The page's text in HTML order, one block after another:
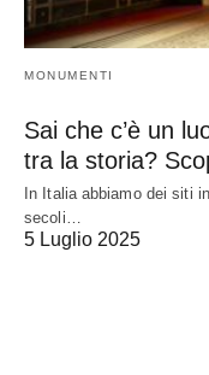
MONUMENTI
Sai che c’è un
tra la storia?
In Italia abbiamo dei siti
secoli…
5 Luglio 2025